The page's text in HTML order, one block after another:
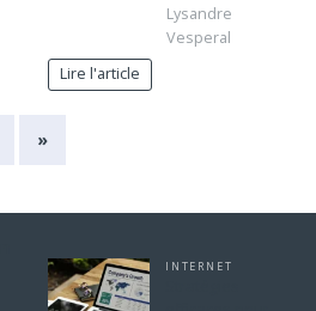
Lysandre
Vesperal
Lire l'article
»
INTERNET